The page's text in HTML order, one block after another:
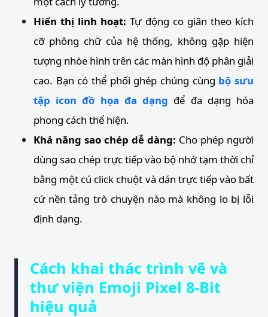
Hiển thị linh hoạt: Tự động co giãn theo kích
cỡ phông chữ của hệ thống, không gặp hiện
tượng nhòe hình trên các màn hình độ phân giải
cao. Bạn có thể phối ghép chúng cùng bộ sưu
tập icon đồ họa đa dạng để đa dạng hóa
phong cách thể hiện.
Khả năng sao chép dễ dàng: Cho phép người
dùng sao chép trực tiếp vào bộ nhớ tạm thời chỉ
bằng một cú click chuột và dán trực tiếp vào bất
cứ nền tảng trò chuyện nào mà không lo bị lỗi
định dạng.
Cách khai thác trình vẽ và
thư viện Emoji Pixel 8-Bit
hiệu quả